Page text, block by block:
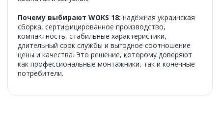
Почему выбирают WOKS 18: надёжная украинская
сборка, сертифицированное производство,
компактность, стабильные характеристики,
длительный срок службы и выгодное соотношение
цены и качества. Это решение, которому доверяют
как профессиональные монтажники, так и конечные
потребители.